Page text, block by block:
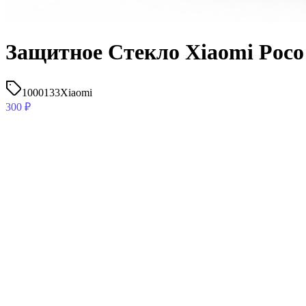
Защитное Стекло Xiaomi
1000133Xiaomi
300 ₽